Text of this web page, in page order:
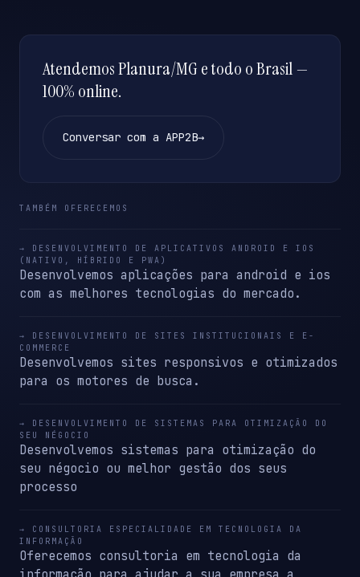
Atendemos Planura/MG e todo o Brasil —
100% online.
Conversar com a APP2B→
TAMBÉM OFERECEMOS
→ DESENVOLVIMENTO DE APLICATIVOS ANDROID E IOS
(NATIVO, HÍBRIDO E PWA)
Desenvolvemos aplicações para android e ios
com as melhores tecnologias do mercado.
→ DESENVOLVIMENTO DE SITES INSTITUCIONAIS E E-
COMMERCE
Desenvolvemos sites responsivos e otimizados
para os motores de busca.
→ DESENVOLVIMENTO DE SISTEMAS PARA OTIMIZAÇÃO DO
SEU NÉGOCIO
Desenvolvemos sistemas para otimização do
seu négocio ou melhor gestão dos seus
processo
→ CONSULTORIA ESPECIALIDADE EM TECNOLOGIA DA
INFORMAÇÃO
Oferecemos consultoria em tecnologia da